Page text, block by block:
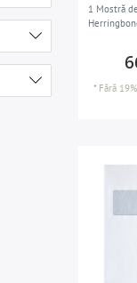
1 Mostră
* Fără